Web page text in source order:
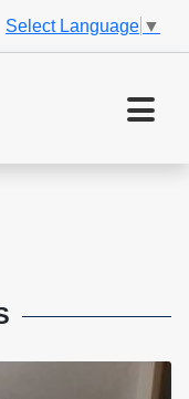
Select Language ▼